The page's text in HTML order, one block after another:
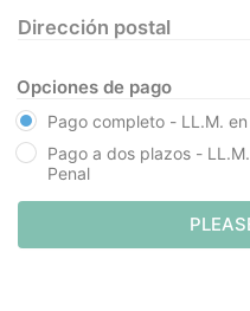
Dirección postal
Opciones de pago
Pago completo - LL.M.
Pago a dos plazos -
Penal